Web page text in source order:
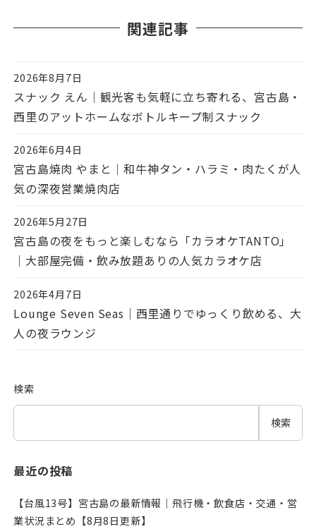
関連記事
投稿日
2026年8月7日
スナック えん｜観光客も気軽に立ち寄れる、宮古島・
西里のアットホームなボトルキープ制スナック
投稿日
2026年6月4日
宮古島焼肉 やまと｜和牛神タン・ハラミ・肉たくが人
気の深夜営業焼肉店
投稿日
2026年5月27日
宮古島の夜をもっと楽しむなら「カラオケTANTO」
｜大部屋完備・飲み放題ありの人気カラオケ店
投稿日
2026年4月7日
Lounge Seven Seas｜西里通りでゆっくり飲める、大
人の夜ラウンジ
検索
検索
最近の投稿
【台風13号】宮古島の最新情報｜飛行機・飲食店・交通・営
業状況まとめ【8月8日更新】